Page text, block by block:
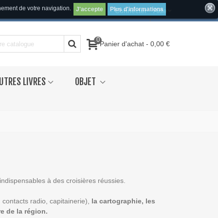
Connecter Aide
de votre navigation. J'accepte Plus d'informations
0Panier d'achat - 0,00 €
LIVRES OBJET
à des croisières réussies.
radio, capitainerie), la cartographie, les
de la région.